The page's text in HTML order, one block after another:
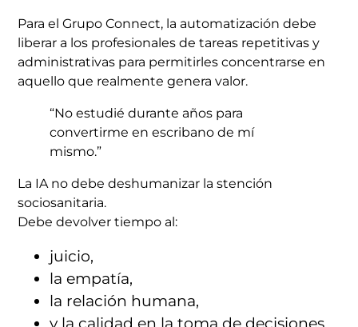
Para el Grupo Connect, la automatización debe
liberar a los profesionales de tareas repetitivas y
administrativas para permitirles concentrarse en
aquello que realmente genera valor.
“No estudié durante años para
convertirme en escribano de mí
mismo.”
La IA no debe deshumanizar la stención
sociosanitaria.
Debe devolver tiempo al:
juicio,
la empatía,
la relación humana,
y la calidad en la toma de decisiones.